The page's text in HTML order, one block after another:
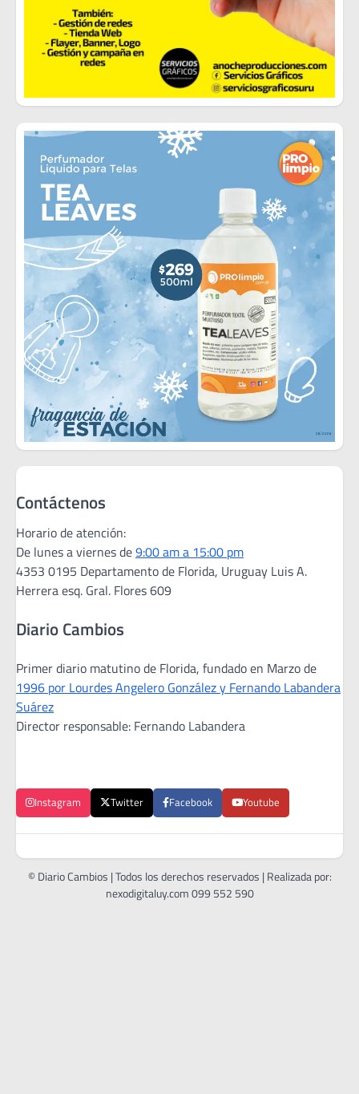
Contáctenos
Horario de atención:
De lunes a viernes de9:00 am a 15:00 pm
4353 0195 Departamento de Florida, Uruguay Luis A.
Herrera esq. Gral. Flores 609
Diario Cambios
Primer diario matutino de Florida, fundado en Marzo de
1996 por Lourdes Angelero González y Fernando Labandera
Suárez
Director responsable: Fernando Labandera
Instagram Twitter Facebook Youtube